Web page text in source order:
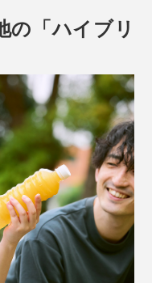
の「ハイブリ